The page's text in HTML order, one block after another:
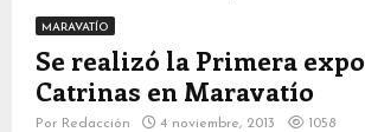
MARAVATÍO
Se realizó la Primera
Catrinas en Maravatío
Por Redacción 4 noviembre, 2013 1058